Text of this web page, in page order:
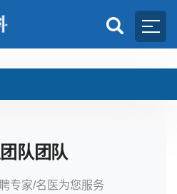
队团队
专家/名医为您服务